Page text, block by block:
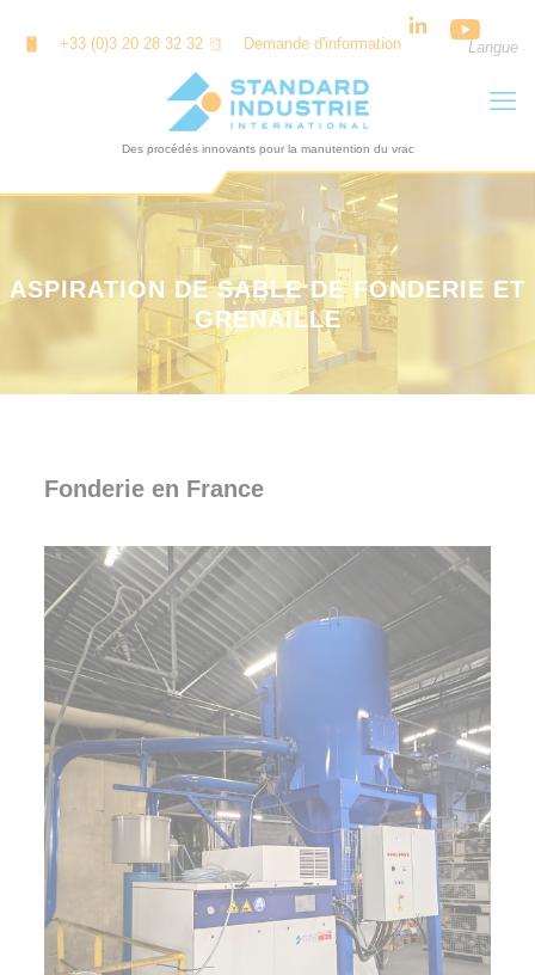
+33 (0)3 20 28 32 32 Demande d'information Langue
ASPIRATION DE SABLE DE FONDERIE ET
GRENAILLE
Fonderie en France